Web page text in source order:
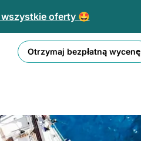
oferty 🤩
Otrzymaj bezpłatną wycenę